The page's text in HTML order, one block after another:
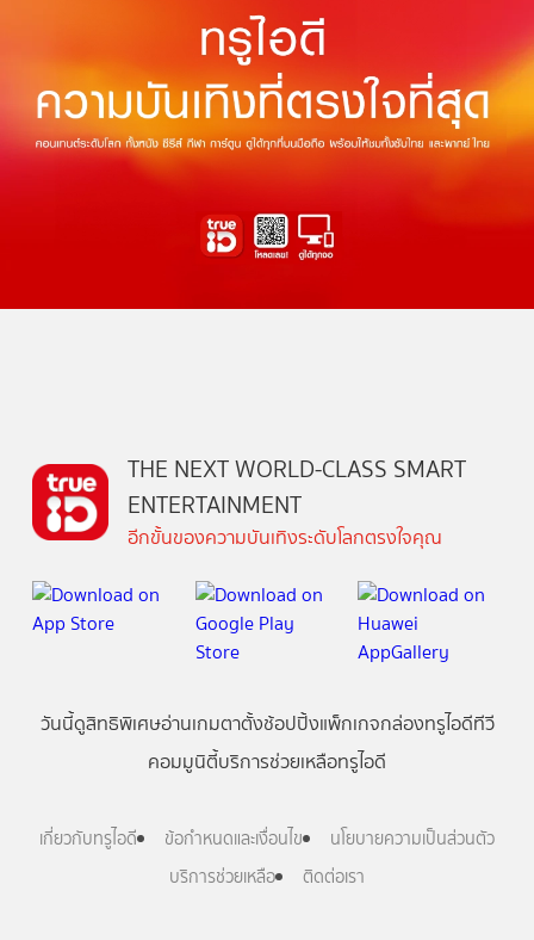
THE NEXT WORLD-CLASS SMART
ENTERTAINMENT
อีกขั้นของความบันเทิงระดับโลกตรงใจคุณ
วันนี้ดูสิทธิพิเศษอ่านเกมตาตั้งช้อปปิ้งแพ็กเกจกล่องทรูไอดีทีวี
คอมมูนิตี้บริการช่วยเหลือทรูไอดี
เกี่ยวกับทรูไอดี ข้อกำหนดและเงื่อนไข
นโยบายความเป็นส่วนตัว
บริการช่วยเหลือ
ติดต่อเรา